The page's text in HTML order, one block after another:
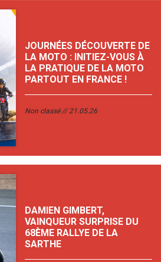
JOURNÉES DÉCOUVERTE DE
LA MOTO : INITIEZ-VOUS À
LA PRATIQUE DE LA MOTO
PARTOUT EN FRANCE !
Non classé 21.05.26
DAMIEN GIMBERT,
VAINQUEUR SURPRISE DU
68ÈME RALLYE DE LA
SARTHE